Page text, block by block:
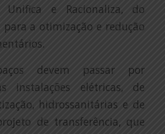
Unifica e Racionaliza, do
para a otimização e redução
devem passar por
instalações elétricas, de
hidrossanitárias e de
de transferência, que